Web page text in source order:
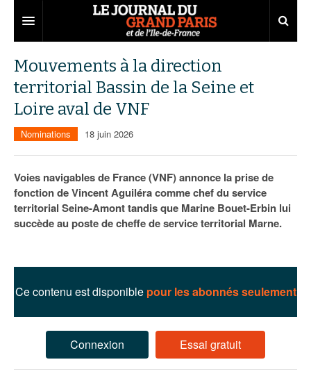
Territoires
Aménagement
Collectivités
Services urbains
Entreprises
Développement économique
Attractivité
Innovation
Départements
77
78
95
Nominations
Portraits
Les Assises du Grand Paris
Éditions précédentes
Le podcast
Mouvements à la direction
territorial Bassin de la Seine et
Loire aval de VNF
Nominations 18 juin 2026
Voies navigables de France (VNF) annonce la prise de
fonction de Vincent Aguiléra comme chef du service
territorial Seine-Amont tandis que Marine Bouet-Erbin lui
succède au poste de cheffe de service territorial Marne.
Ce contenu est disponible pour les abonnés seulement
Connexion Essai gratuit